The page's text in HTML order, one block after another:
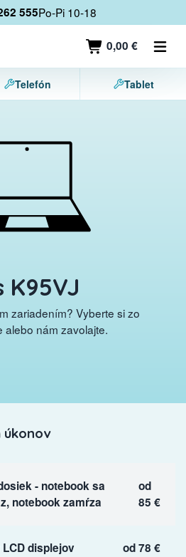
555Po-Pi 10-18
0,00 €
Telefón Tablet
K95VJ
zariadením? Vyberte si zo
alebo nám zavolajte.
úkonov
- notebook sa
notebook zamŕza
od
85 €
displejov od 78 €